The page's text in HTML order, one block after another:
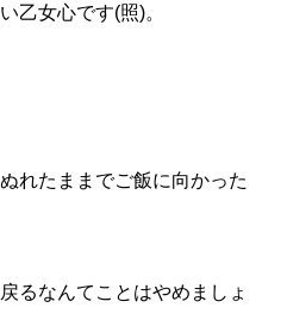
乙女心です(照)。
れたままでご飯に向かった
るなんてことはやめましょ